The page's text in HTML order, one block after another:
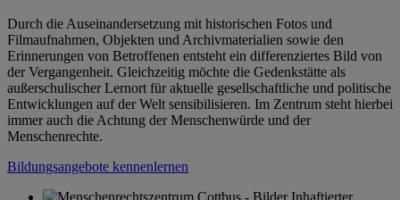
Durch die Auseinandersetzung mit historischen Fotos und
Filmaufnahmen, Objekten und Archivmaterialien sowie den
Erinnerungen von Betroffenen entsteht ein differenziertes Bild von
der Vergangenheit. Gleichzeitig möchte die Gedenkstätte als
außerschulischer Lernort für aktuelle gesellschaftliche und politische
Entwicklungen auf der Welt sensibilisieren. Im Zentrum steht hierbei
immer auch die Achtung der Menschenwürde und der
Menschenrechte.
Bildungsangebote kennenlernen